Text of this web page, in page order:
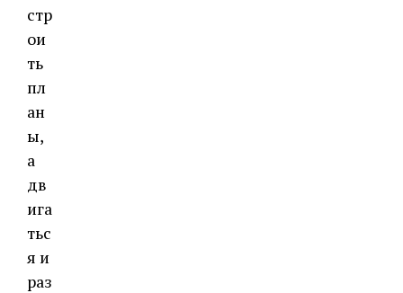
стр
ои
ть
пл
ан
ы,
а
дв
ига
тьс
я и
раз